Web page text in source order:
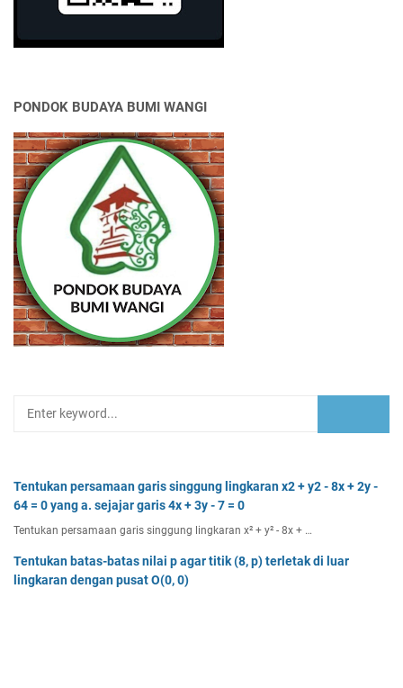
PONDOK BUDAYA BUMI WANGI
Tentukan persamaan garis singgung lingkaran x2 + y2 - 8x + 2y -
64 = 0 yang a. sejajar garis 4x + 3y - 7 = 0
Tentukan persamaan garis singgung lingkaran x² + y² - 8x + …
Tentukan batas-batas nilai p agar titik (8, p) terletak di luar
lingkaran dengan pusat O(0, 0)